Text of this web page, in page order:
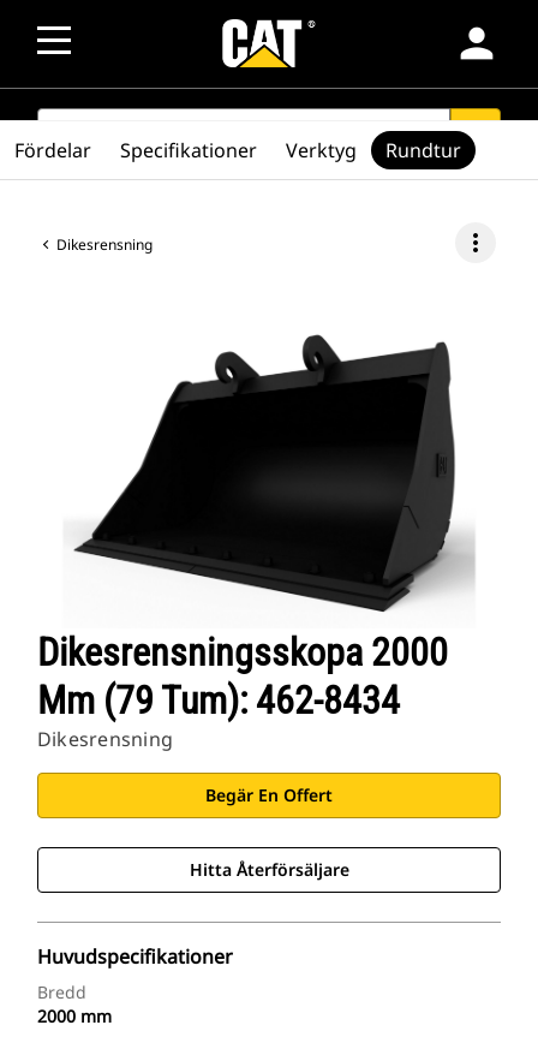
person
SEARCH search
Dikesrensning more_vert
Dikesrensningsskopa 2000
Mm (79 Tum): 462-8434
Dikesrensning
Begär En Offert
Hitta Återförsäljare
Huvudspecifikationer
Bredd
2000 mm
Fördelar Specifikationer Verktyg Rundtur